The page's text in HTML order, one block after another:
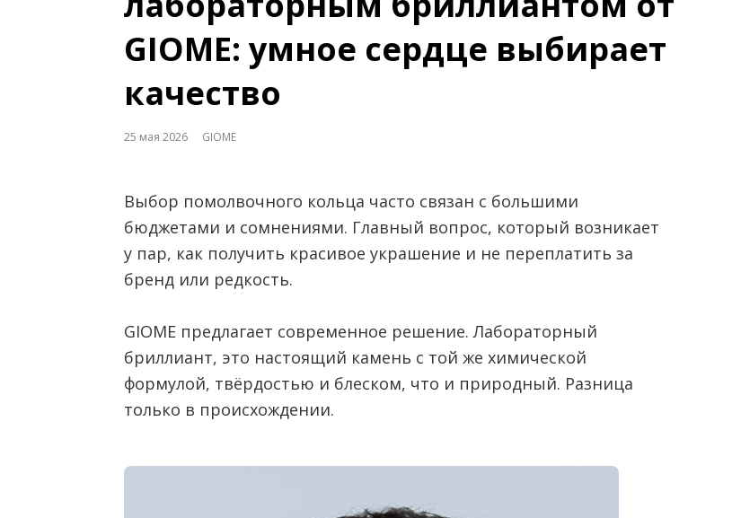
GIOME: умное сердце выбирает
качество
25 мая 2026 GIOME
Выбор помолвочного кольца часто связан с большими
бюджетами и сомнениями. Главный вопрос, который возникает
у пар, как получить красивое украшение и не переплатить за
бренд или редкость.
GIOME предлагает современное решение. Лабораторный
бриллиант, это настоящий камень с той же химической
формулой, твёрдостью и блеском, что и природный. Разница
только в происхождении.